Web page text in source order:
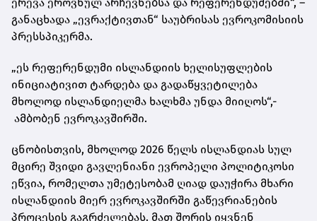
განაცხადა „ევრაქტივთან“ საუბრისას ევროკომისიის
პრესსპიკერმა.
„ეს რეფერენდუმი ისლანდიის ხელისუფლების
ინიციატივით ტარდება და გადაწყვეტილება
მხოლოდ ისლანდიელმა ხალხმა უნდა მიიღოს“,-
ამბობენ ევროკავშირში.
ცნობისთვის, მხოლოდ 2026 წელს ისლანდიას სულ
მცირე შვიდი გავლენიანი ევროპელი პოლიტიკოსი
ეწვია, რომელთა უმეტესობამ ღიად დაუჭირა მხარი
ისლანდიის მიერ ევროკავშირში გაწევრიანების
პროცესის გაგრძელებას. მათ შორის იყვნენ